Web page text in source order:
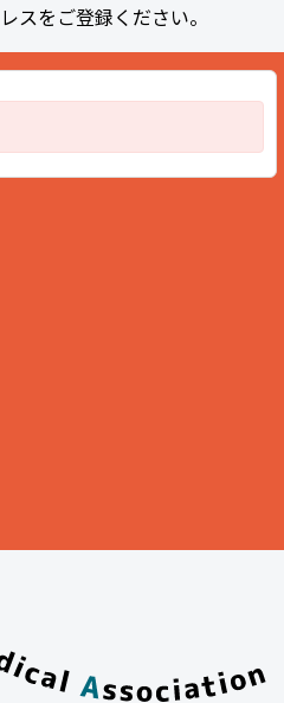
スをご登録ください。